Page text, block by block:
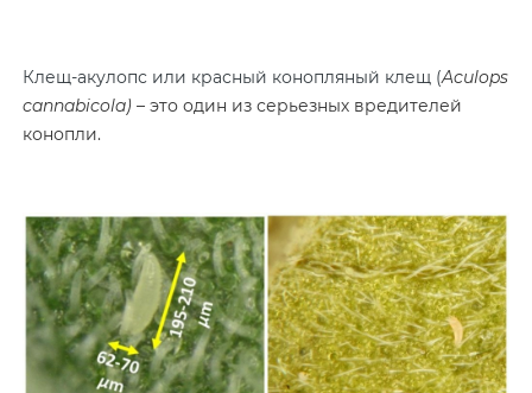
Клещ-акулопс или красный конопляный клещ (Aculops
cannabicola) – это один из серьезных вредителей
конопли.